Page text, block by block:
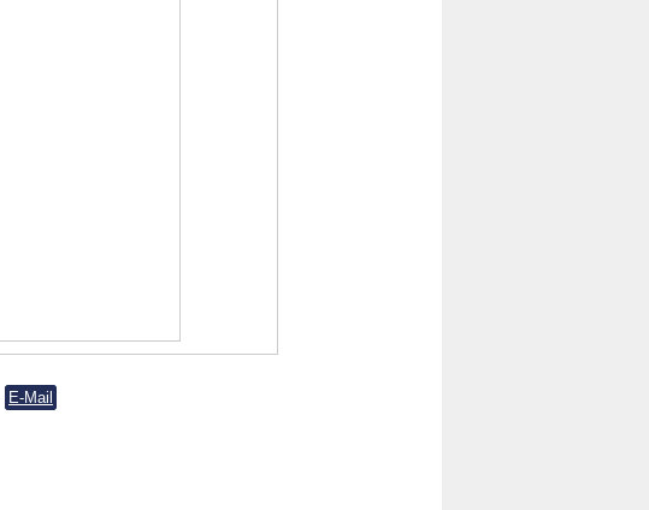
E-Mail